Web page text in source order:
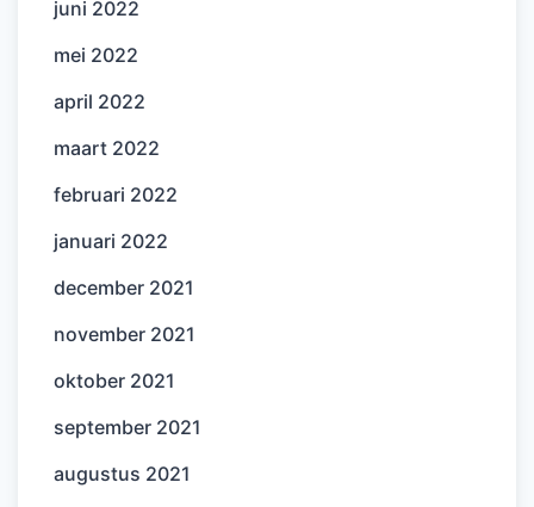
juni 2022
mei 2022
april 2022
maart 2022
februari 2022
januari 2022
december 2021
november 2021
oktober 2021
september 2021
augustus 2021